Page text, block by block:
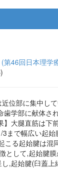
46回日本理学
位部に集中
学部に献体
大腿直筋は
で幅広い起
る起始腱は
して,起始腱
,起始腱(臼蓋